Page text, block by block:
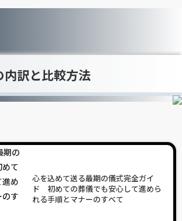
内訳と比較方法
心を込めて送る最期の儀式完全ガイ
ド 初めての葬儀でも安心して進めら
れる手順とマナーのすべて